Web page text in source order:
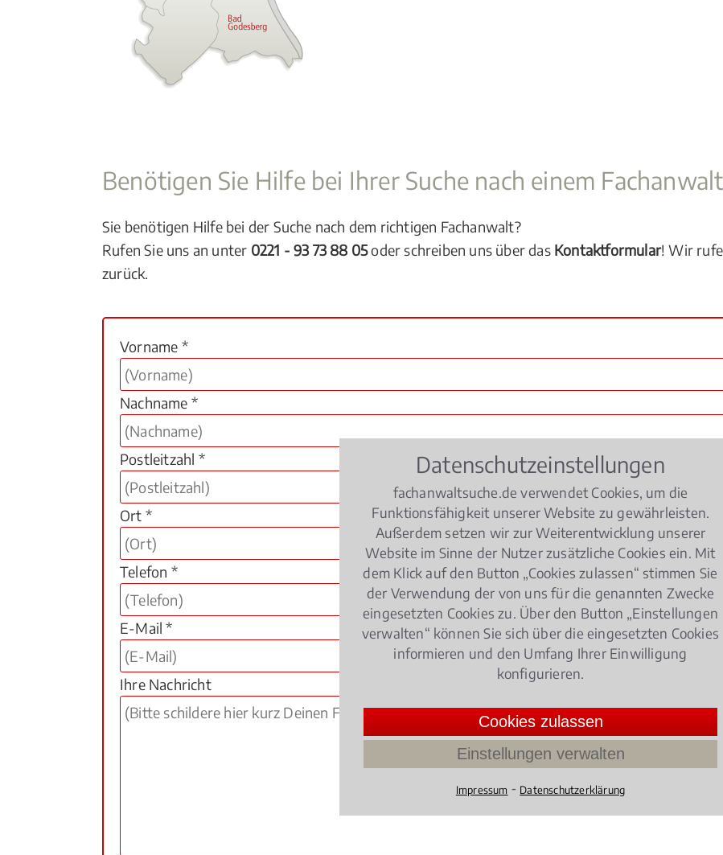
Benötigen Sie Hilfe bei Ihrer Suche nach einem
Sie benötigen Hilfe bei der Suche nach dem richtigen Fachanwalt?
Rufen Sie uns an unter 0221 - 93 73 88 05oder schreiben uns über das Kontaktformular! Wir
zurück.
Vorname *
Nachname *
Postleitzahl *
Ort *
Telefon *
E-Mail *
Ihre Nachricht
Datenschutzeinstellungen
fachanwaltsuche.de verwendet Cookies, um die
Funktionsfähigkeit unserer Website zu gewährleisten.
Außerdem setzen wir zur Weiterentwicklung unserer
Website im Sinne der Nutzer zusätzliche Cookies ein. Mit
dem Klick auf den Button „Cookies zulassen“ stimmen Sie
der Verwendung der von uns für die genannten Zwecke
eingesetzten Cookies zu. Über den Button „Einstellungen
verwalten“ können Sie sich über die eingesetzten Cookies
informieren und den Umfang Ihrer Einwilligung
konfigurieren.
Cookies zulassen
Einstellungen verwalten
Impressum ⁃ Datenschutzerklärung